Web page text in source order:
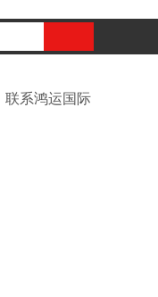
联系鸿运国际